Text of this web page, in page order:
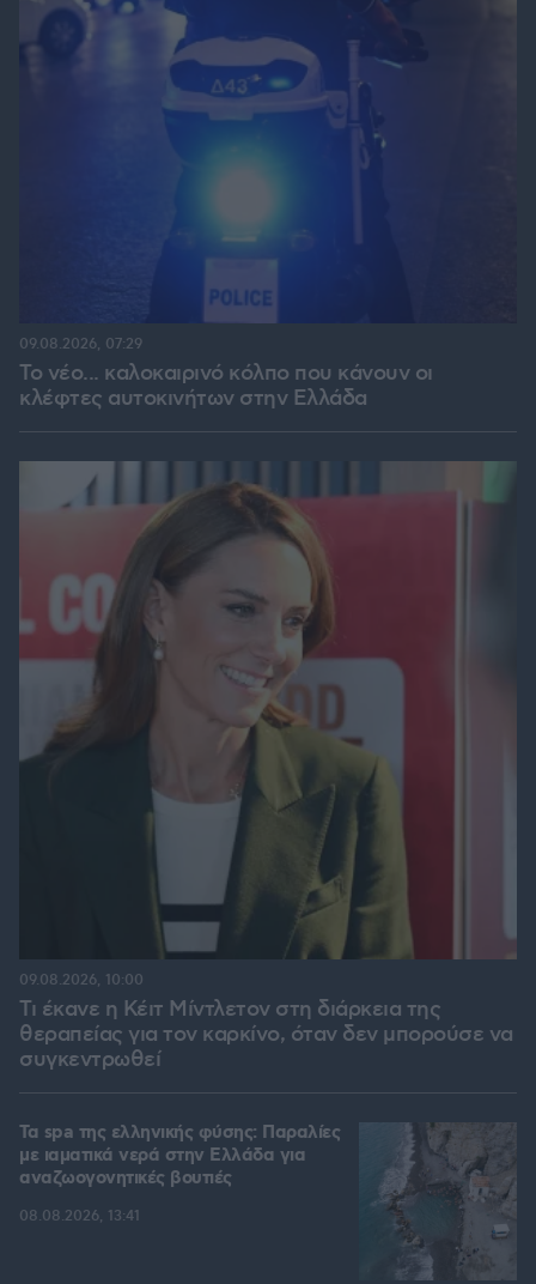
Το νέο... καλοκαιρινό κόλπο που κάνουν οι
κλέφτες αυτοκινήτων στην Ελλάδα
09.08.2026, 07:29
Τι έκανε η Κέιτ Μίντλετον στη διάρκεια της
θεραπείας για τον καρκίνο, όταν δεν μπορούσε να
συγκεντρωθεί
09.08.2026, 10:00
Τα spa της ελληνικής φύσης: Παραλίες
με ιαματικά νερά στην Ελλάδα για
αναζωογονητικές βουτιές
08.08.2026, 13:41